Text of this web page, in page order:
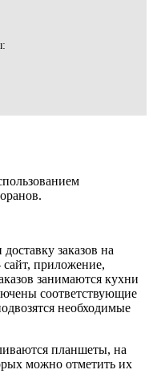
заказов на
сайт, приложение,
занимаются кухни
соответствующие
необходимые
планшеты, на
можно отметить их